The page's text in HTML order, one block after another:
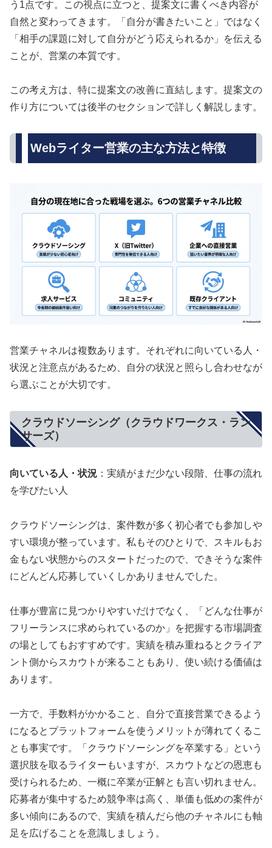
う1点です。この視点に立つと、提案文に書くべき内容が
自然と変わってきます。「自分が書きたいこと」ではなく
「相手の課題に対して自分がどう応えられるか」を伝える
ことが、営業の本質です。
この考え方は、特に提案文の改善に直結します。提案文の
作り方については後半のセクションで詳しく解説します。
Webライター営業の主な方法と特徴
営業チャネルは複数あります。それぞれに向いている人・
状況と注意点があるため、自分の状況と照らし合わせなが
ら選ぶことが大切です。
クラウドソーシング（クラウドワークス・ラン
サーズ）
向いている人・状況 ：実績がまだ少ない段階、仕事の流れ
を学びたい人
クラウドソーシングは、案件数が多く初心者でも参加しや
すい環境が整っています。私もそのひとりで、スキルもお
金もない状態からのスタートだったので、できそうな案件
にどんどん応募していくしかありませんでした。
仕事が豊富に見つかりやすいだけでなく、「どんな仕事が
フリーランスに求められているのか」を把握する市場調査
の場としてもおすすめです。実績を積み重ねるとクライア
ント側からスカウトが来ることもあり、使い続ける価値は
あります。
一方で、手数料がかかること、自分で直接営業できるよう
になるとプラットフォームを使うメリットが薄れてくるこ
とも事実です。「クラウドソーシングを卒業する」という
選択肢を取るライターもいますが、スカウトなどの恩恵も
受けられるため、一概に卒業が正解とも言い切れません。
応募者が集中するため競争率は高く、単価も低めの案件が
多い傾向にあるので、実績を積んだら他のチャネルにも軸
足を広げることを意識しましょう。